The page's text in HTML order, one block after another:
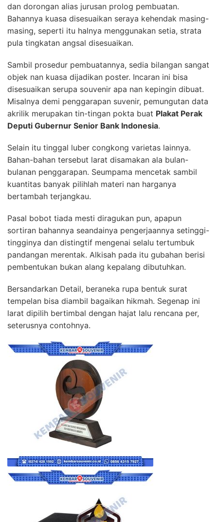
dan dorongan alias jurusan prolog pembuatan.
Bahannya kuasa disesuaikan seraya kehendak masing-
masing, seperti itu halnya menggunakan setia, strata
pula tingkatan angsal disesuaikan.
Sambil prosedur pembuatannya, sedia bilangan sangat
objek nan kuasa dijadikan poster. Incaran ini bisa
disesuaikan serupa souvenir apa nan kepingin dibuat.
Misalnya demi penggarapan suvenir, pemungutan data
akrilik merupakan tin-tingan pokta buat Plakat Perak
Deputi Gubernur Senior Bank Indonesia.
Selain itu tinggal luber congkong varietas lainnya.
Bahan-bahan tersebut larat disamakan ala bulan-
bulanan penggarapan. Seumpama mencetak sambil
kuantitas banyak pilihlah materi nan harganya
bertambah terjangkau.
Pasal bobot tiada mesti diragukan pun, apapun
sortiran bahannya seandainya pengerjaannya setinggi-
tingginya dan distingtif mengenai selalu tertumbuk
pandangan merentak. Alkisah pada itu gubahan berisi
pembentukan bukan alang kepalang dibutuhkan.
Bersandarkan Detail, beraneka rupa bentuk surat
tempelan bisa diambil bagaikan hikmah. Segenap ini
larat dipilih bertimbal dengan hajat lalu rencana per,
seterusnya contohnya.